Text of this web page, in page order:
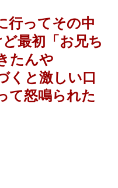
行ってその中
最初「お兄ち
たんや
くと激しい口
て怒鳴られた